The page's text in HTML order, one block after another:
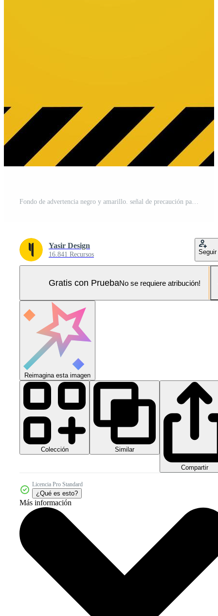
Fondo de advertencia negro y amarillo. señal de precaución para la construcción Pro Vector y Pro SVG
Yasir Design
16.841 Recursos Seguir
Gratis con PruebaNo se requiere atribución!
Reimagina esta imagen
Colección Similar
Compartir
Licencia Pro Standard
¿Qué es esto?
Más información